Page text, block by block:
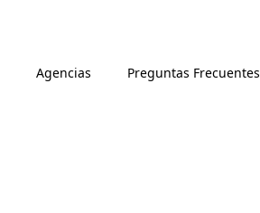
Agencias Preguntas Frecuentes